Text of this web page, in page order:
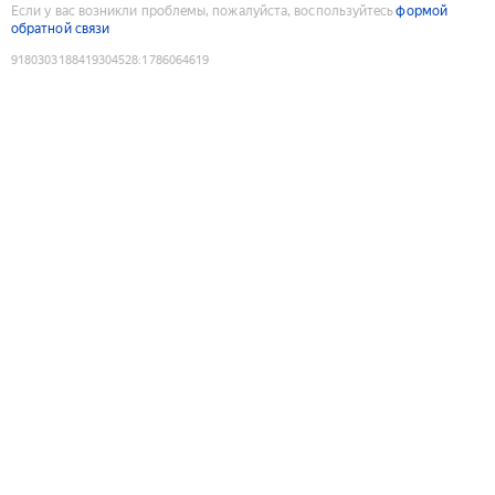
Если у вас возникли проблемы, пожалуйста, воспользуйтесьформой
обратной связи
9180303188419304528:1786064619